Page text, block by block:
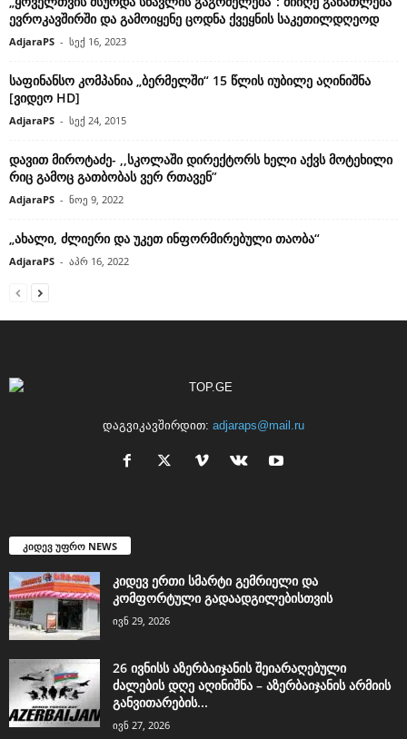
ევროკავშირში და გამოიყენე ცოდნა ქვეყნის საკეთილდღეოდ
AdjaraPS - სექ 16, 2023
საფინანსო კომპანია „ბერმელში“ 15 წლის იუბილე აღინიშნა
[ვიდეო HD]
AdjaraPS - სექ 24, 2015
დავით მიროტაძე- ,,სკოლაში დირექტორს ხელი აქვს მოტეხილი
რიც გამოც გათბობას ვერ რთავენ”
AdjaraPS - ნოე 9, 2022
„ახალი, ძლიერი და უკეთ ინფორმირებული თაობა“
AdjaraPS - აპრ 16, 2022
დაგვიკავშირდით: adjaraps@mail.ru
კიდევ უფრო NEWS
კიდევ ერთი სმარტი გემრიელი და
კომფორტული გადაადგილებისთვის
ივნ 29, 2026
26 ივნისს აზერბაიჯანის შეიარაღებული
ძალების დღე აღინიშნა – აზერბაიჯანის არმიის
განვითარების...
ივნ 27, 2026